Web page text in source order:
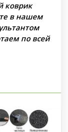
коврик
в нашем
по всей